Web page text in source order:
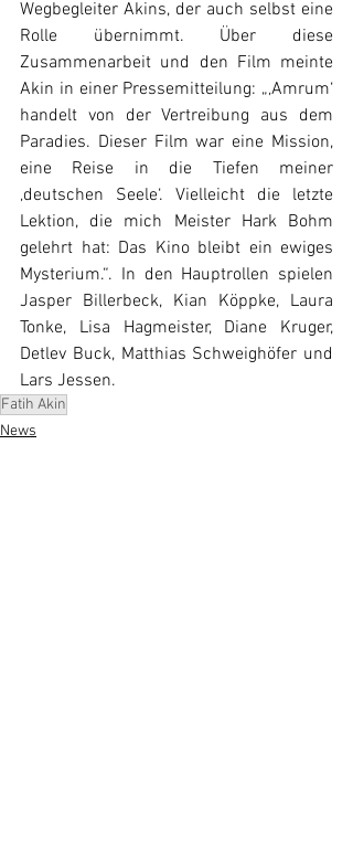
Wegbegleiter Akins, der auch selbst eine
Rolle übernimmt. Über diese
Zusammenarbeit und den Film meinte
Akin in einer Pressemitteilung: „‚Amrum‘
handelt von der Vertreibung aus dem
Paradies. Dieser Film war eine Mission,
eine Reise in die Tiefen meiner
‚deutschen Seele‘. Vielleicht die letzte
Lektion, die mich Meister Hark Bohm
gelehrt hat: Das Kino bleibt ein ewiges
Mysterium.“. In den Hauptrollen spielen
Jasper Billerbeck, Kian Köppke, Laura
Tonke, Lisa Hagmeister, Diane Kruger,
Detlev Buck, Matthias Schweighöfer und
Lars Jessen.
Fatih Akin
News